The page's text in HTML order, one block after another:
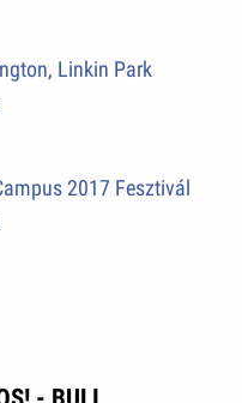
Linkin Park
2017 Fesztivál